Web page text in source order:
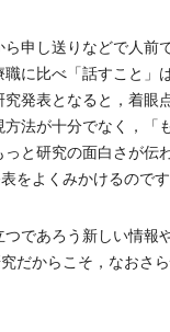
申し送りなどで人前
職に比べ「話すこと」
究発表となると，着眼
法が十分でなく，「
っと研究の面白さが
をよくみかけるのです
であろう新しい情報
だからこそ，なおさら